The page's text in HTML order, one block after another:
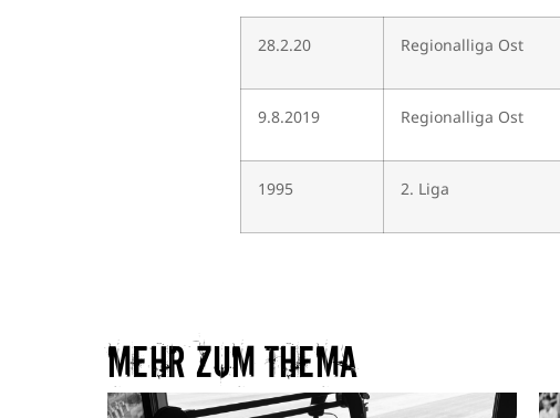
28.2.20 Regionalliga Ost
9.8.2019 Regionalliga Ost
1995 2. Liga
Mehr zum Thema​